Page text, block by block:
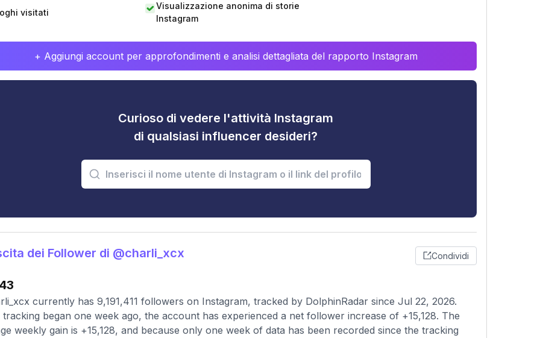
visitati
Visualizzazione anonima di storie
Instagram
+ Aggiungi account per approfondimenti e analisi dettagliata del rapporto Instagram
Curioso di vedere l'attività Instagram
di qualsiasi influencer desideri?
dei Follower di @charli_xcx Condividi
currently has 9,191,411 followers on Instagram, tracked by DolphinRadar since Jul 22, 2026.
tracking began one week ago, the account has experienced a net follower increase of +15,128. The
weekly gain is +15,128, and because only one week of data has been recorded since the tracking